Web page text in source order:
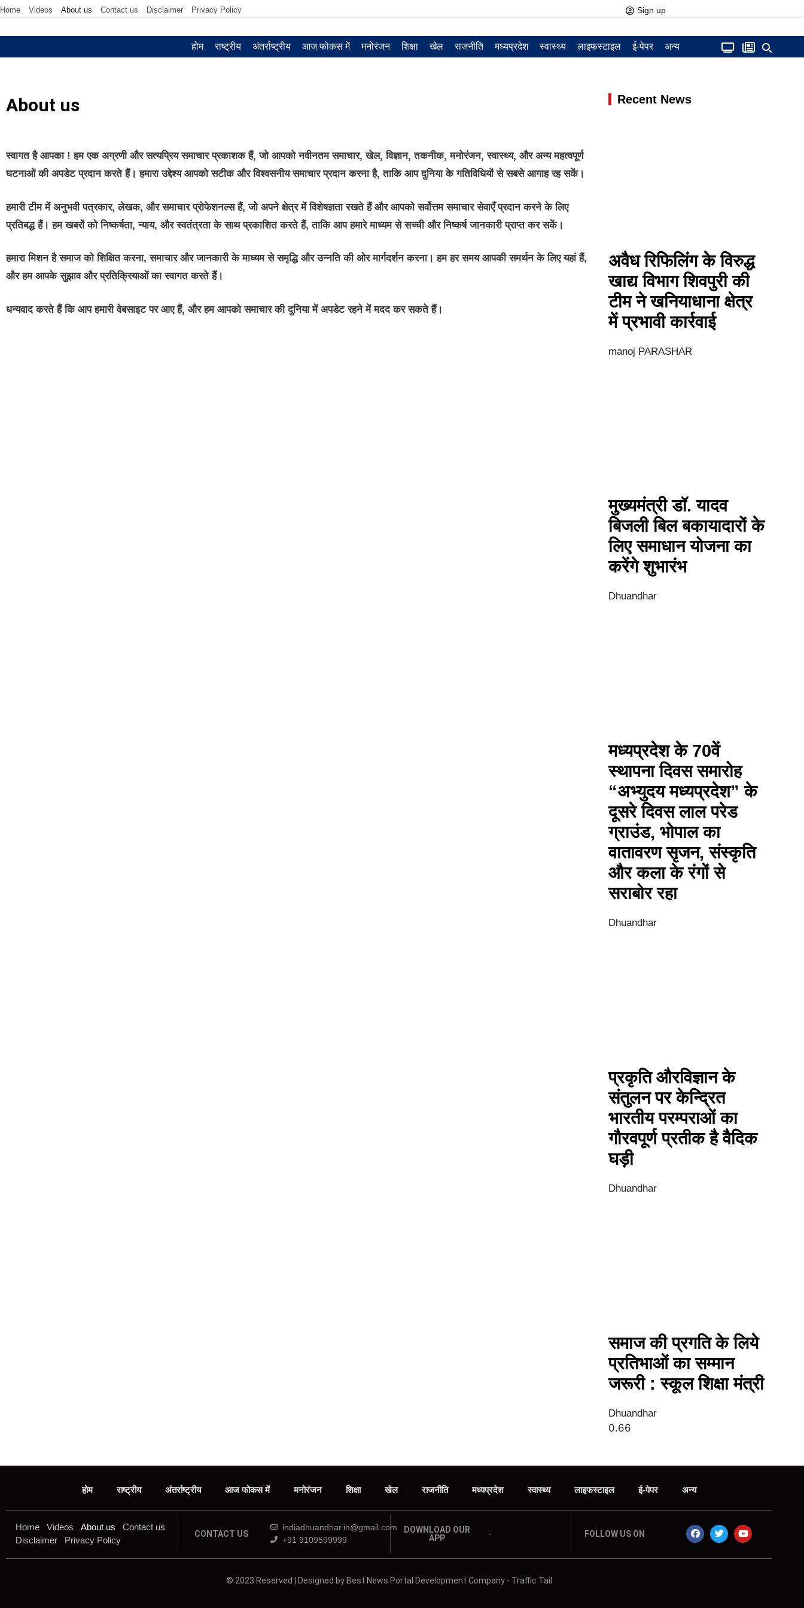
Home Videos About us Contact us Disclaimer Privacy Policy Sign up
होम राष्ट्रीय अंतर्राष्ट्रीय आज फोकस में मनोरंजन शिक्षा खेल राजनीति मध्‍यप्रदेश स्वास्थ्य लाइफस्टाइल ई-पेपर अन्य
About us
स्वागत है आपका ! हम एक अग्रणी और सत्यप्रिय समाचार प्रकाशक हैं, जो आपको नवीनतम समाचार, खेल, विज्ञान, तकनीक, मनोरंजन, स्वास्थ्य, और अन्य महत्वपूर्ण
घटनाओं की अपडेट प्रदान करते हैं। हमारा उद्देश्य आपको सटीक और विश्वसनीय समाचार प्रदान करना है, ताकि आप दुनिया के गतिविधियों से सबसे आगाह रह सकें।
हमारी टीम में अनुभवी पत्रकार, लेखक, और समाचार प्रोफेशनल्स हैं, जो अपने क्षेत्र में विशेषज्ञता रखते हैं और आपको सर्वोत्तम समाचार सेवाएँ प्रदान करने के लिए
प्रतिबद्ध हैं। हम खबरों को निष्कर्षता, न्याय, और स्वतंत्रता के साथ प्रकाशित करते हैं, ताकि आप हमारे माध्यम से सच्ची और निष्कर्ष जानकारी प्राप्त कर सकें।
हमारा मिशन है समाज को शिक्षित करना, समाचार और जानकारी के माध्यम से समृद्धि और उन्नति की ओर मार्गदर्शन करना। हम हर समय आपकी समर्थन के लिए यहां हैं,
और हम आपके सुझाव और प्रतिक्रियाओं का स्वागत करते हैं।
धन्यवाद करते हैं कि आप हमारी वेबसाइट पर आए हैं, और हम आपको समाचार की दुनिया में अपडेट रहने में मदद कर सकते हैं।
Recent News
अवैध रिफिलिंग के विरुद्ध
खाद्य विभाग शिवपुरी की
टीम ने खनियाधाना क्षेत्र
में प्रभावी कार्रवाई
manoj PARASHAR
मुख्यमंत्री डॉ. यादव
बिजली बिल बकायादारों के
लिए समाधान योजना का
करेंगे शुभारंभ
Dhuandhar
मध्यप्रदेश के 70वें
स्थापना दिवस समारोह
“अभ्युदय मध्यप्रदेश” के
दूसरे दिवस लाल परेड
ग्राउंड, भोपाल का
वातावरण सृजन, संस्कृति
और कला के रंगों से
सराबोर रहा
Dhuandhar
प्रकृति और‍विज्ञान के
संतुलन पर केन्द्रित
भारतीय परम्पराओं का
गौरवपूर्ण प्रतीक है वैदिक
घड़ी
Dhuandhar
समाज की प्रगति के लिये
प्रतिभाओं का सम्मान
जरूरी : स्कूल शिक्षा मंत्री
Dhuandhar
होम राष्ट्रीय अंतर्राष्ट्रीय आज फोकस में मनोरंजन शिक्षा खेल राजनीति मध्‍यप्रदेश स्वास्थ्य लाइफस्टाइल ई-पेपर अन्य
Home Videos About us
Contact us
Disclaimer
Privacy Policy
CONTACT US
indiadhuandhar.in@gmail.com
+91 9109599999
DOWNLOAD OUR
APP
FOLLOW US ON
© 2023 Reserved | Designed by Best News Portal Development Company- Traffic Tail